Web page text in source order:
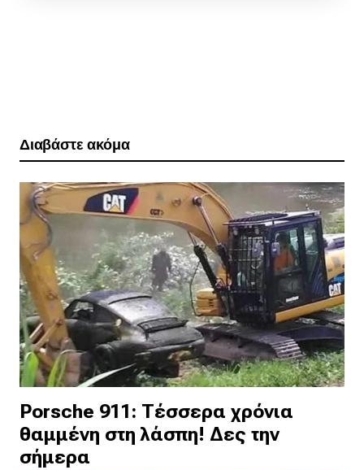
Διαβάστε ακόμα
Porsche 911: Τέσσερα χρόνια
θαμμένη στη λάσπη! Δες την
σήμερα